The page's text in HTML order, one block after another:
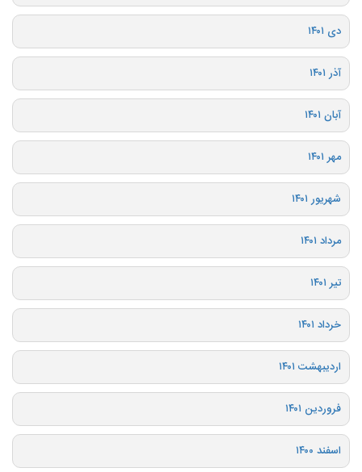
دی ۱۴۰۱
آذر ۱۴۰۱
آبان ۱۴۰۱
مهر ۱۴۰۱
شهریور ۱۴۰۱
مرداد ۱۴۰۱
تیر ۱۴۰۱
خرداد ۱۴۰۱
اردیبهشت ۱۴۰۱
فروردین ۱۴۰۱
اسفند ۱۴۰۰